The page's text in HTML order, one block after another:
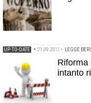
UP-TO-DATE • 21.09.2011 • LEGGE
Riforma
intanto